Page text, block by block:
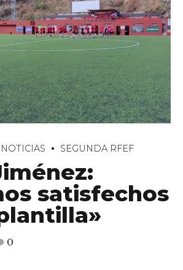
NOTICIAS SEGUNDA RFEF
satisfechos
0